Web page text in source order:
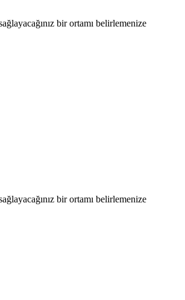
bir ortamı belirlemenize
bir ortamı belirlemenize